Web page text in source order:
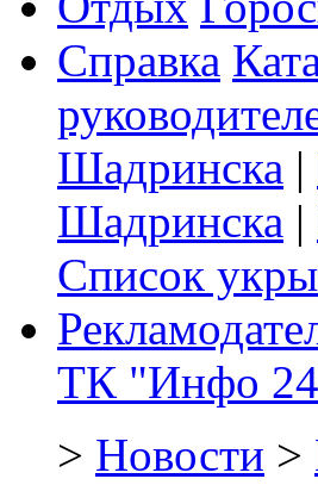
Справка
Шадринска |
Шадринска |
Список
ТК "Инфо
> Новости >